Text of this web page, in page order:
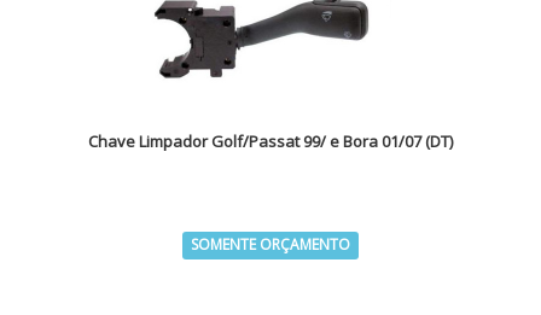
Chave Limpador Golf/Passat 99/ e Bora 01/07 (DT)
SOMENTE ORÇAMENTO